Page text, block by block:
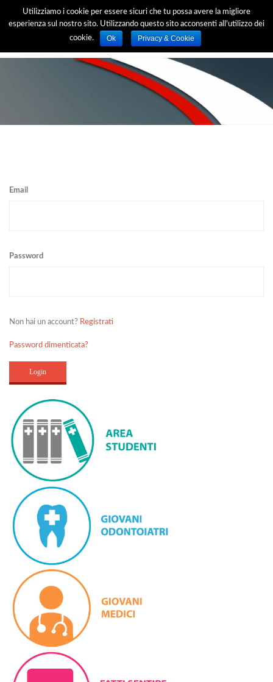
Email
Password
Non hai un account? Registrati
Password dimenticata?
Login
Utilizziamo i cookie per essere sicuri che tu possa avere la migliore
esperienza sul nostro sito. Utilizzando questo sito acconsenti all'utilizzo dei
cookie.
Ok Privacy & Cookie